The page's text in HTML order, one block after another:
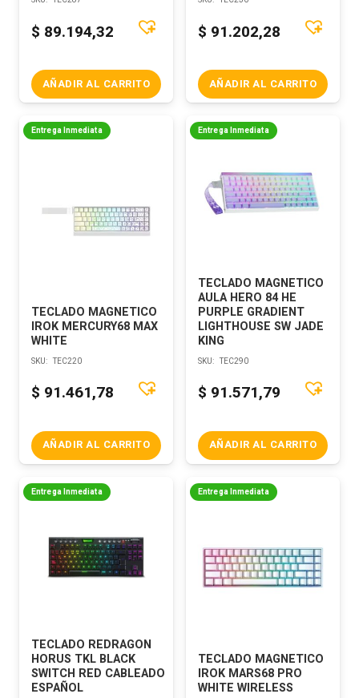
$ 89.194,32
AÑADIR AL CARRITO
$ 91.202,28
AÑADIR AL CARRITO
Entrega Inmediata
TECLADO MAGNETICO
IROK MERCURY68 MAX
WHITE
SKU: TEC220
$ 91.461,78
AÑADIR AL CARRITO
Entrega Inmediata
TECLADO MAGNETICO
AULA HERO 84 HE
PURPLE GRADIENT
LIGHTHOUSE SW JADE
KING
SKU: TEC290
$ 91.571,79
AÑADIR AL CARRITO
Entrega Inmediata
TECLADO REDRAGON
HORUS TKL BLACK
SWITCH RED CABLEADO
ESPAÑOL
Entrega Inmediata
TECLADO MAGNETICO
IROK MARS68 PRO
WHITE WIRELESS